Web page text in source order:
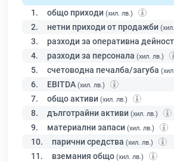
1. общо приходи (хил. лв.)
2. нетни приходи от продажби
3. разходи за оперативна дейност
4. разходи за персонала (хил. лв.)
5. счетоводна печалба/загуба
6. EBITDA (хил. лв.)
7. общо активи (хил. лв.)
8. дълготрайни активи (хил. лв.)
9. материални запаси (хил. лв.)
10. парични средства (хил. лв.)
11. вземания общо (хил. лв.)